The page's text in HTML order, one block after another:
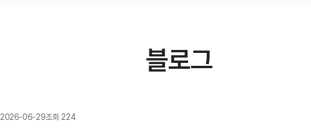
블로그
2026-06-29조회 224